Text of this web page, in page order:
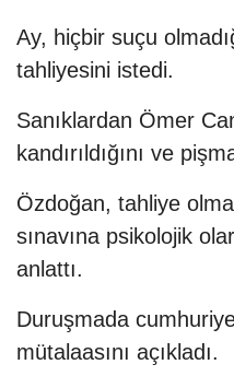
Ay, hiçbir suçu
tahliyesini istedi.
Sanıklardan Ömer
kandırıldığını ve
Özdoğan, tahliye
sınavına psikolojik
anlattı.
Duruşmada
mütalaasını açıkladı.